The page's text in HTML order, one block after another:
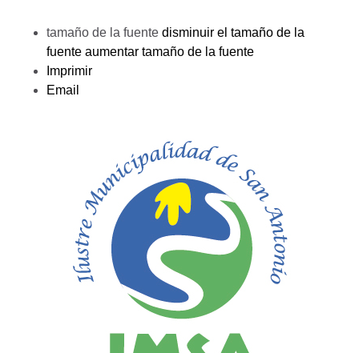
tamaño de la fuente disminuir el tamaño de la
fuente aumentar tamaño de la fuente
Imprimir
Email